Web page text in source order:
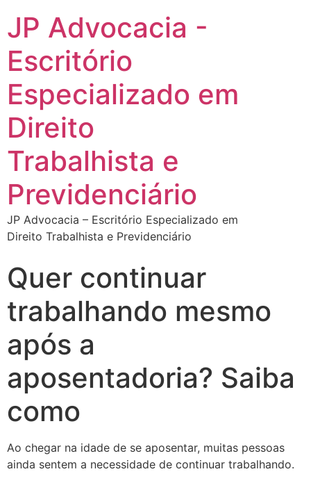
JP Advocacia -
Escritório
Especializado em
Direito
Trabalhista e
Previdenciário
JP Advocacia – Escritório Especializado em
Direito Trabalhista e Previdenciário
Quer continuar
trabalhando mesmo
após a
aposentadoria? Saiba
como
Ao chegar na idade de se aposentar, muitas pessoas
ainda sentem a necessidade de continuar trabalhando.